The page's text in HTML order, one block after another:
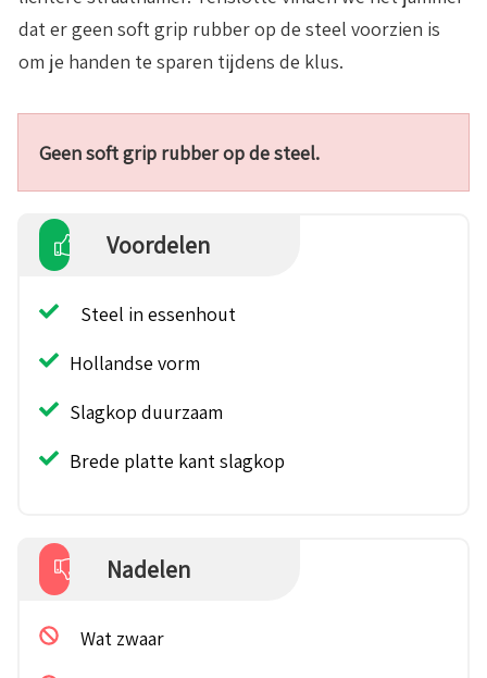
dat er geen soft grip rubber op de steel voorzien is
om je handen te sparen tijdens de klus.
Geen soft grip rubber op de steel.
Voordelen
Steel in essenhout
Hollandse vorm
Slagkop duurzaam
Brede platte kant slagkop
Nadelen
Wat zwaar